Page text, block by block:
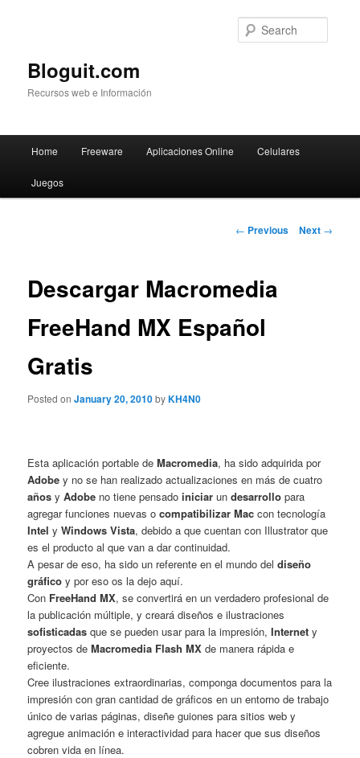
Bloguit.com
Recursos web e Información
Skip
to
Home Freeware Aplicaciones Online Celulares
Juegos
Post
← Previous Next →
Descargar Macromedia
FreeHand MX Español
Gratis
Posted onJanuary 20, 2010byKH4N0
Esta aplicación portable deMacromedia, ha sido adquirida por
Adobe y no se han realizado actualizaciones en más de cuatro
años yAdobe no tiene pensado iniciar undesarrollo para
agregar funciones nuevas ocompatibilizar Mac con tecnología
Intel yWindows Vista, debido a que cuentan con Illustrator que
es el producto al que van a dar continuidad.
A pesar de eso, ha sido un referente en el mundo del diseño
gráfico y por eso os la dejo aquí.
Con FreeHand MX, se convertirá en un verdadero profesional de
la publicación múltiple, y creará diseños e ilustraciones
sofisticadas que se pueden usar para la impresión,Internet y
proyectos deMacromedia Flash MX de manera rápida e
eficiente.
Cree ilustraciones extraordinarias, componga documentos para la
impresión con gran cantidad de gráficos en un entorno de trabajo
único de varias páginas, diseñe guiones para sitios web y
agregue animación e interactividad para hacer que sus diseños
cobren vida en línea.